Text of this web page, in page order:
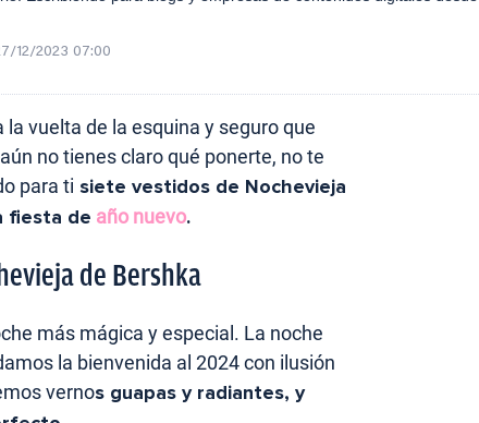
12/2023 07:00
vuelta de la esquina y seguro que
no tienes claro qué ponerte, no te
para ti siete vestidos de Nochevieja
fiesta de año nuevo.
de Bershka
más mágica y especial. La noche
la bienvenida al 2024 con ilusión
vernos guapas y radiantes, y